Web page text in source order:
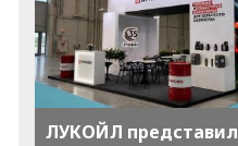
ЛУКОЙЛ представил